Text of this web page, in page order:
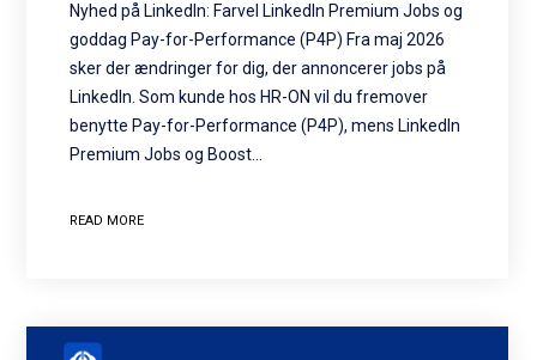
Nyhed på LinkedIn: Farvel LinkedIn Premium Jobs og
goddag Pay-for-Performance (P4P) Fra maj 2026
sker der ændringer for dig, der annoncerer jobs på
LinkedIn. Som kunde hos HR-ON vil du fremover
benytte Pay-for-Performance (P4P), mens LinkedIn
Premium Jobs og Boost…
READ MORE